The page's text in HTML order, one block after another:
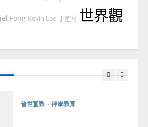
Fong Kevin Lee 丁聖材 世界觀
2
福音未及之民的定義、現況
2025-02-18
普世宣教 神學教育